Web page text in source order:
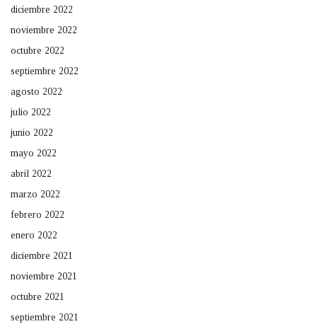
diciembre 2022
noviembre 2022
octubre 2022
septiembre 2022
agosto 2022
julio 2022
junio 2022
mayo 2022
abril 2022
marzo 2022
febrero 2022
enero 2022
diciembre 2021
noviembre 2021
octubre 2021
septiembre 2021